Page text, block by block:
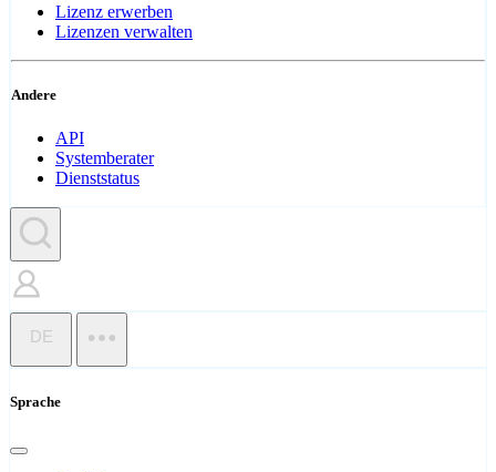
Lizenz erwerben
Lizenzen verwalten
Andere
API
Systemberater
Dienststatus
DE
Sprache